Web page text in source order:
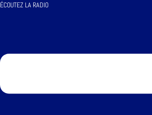
ÉCOUTEZ LA RADIO